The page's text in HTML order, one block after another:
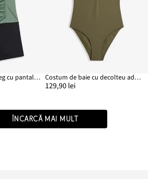
Costum de baie întreg cu pantalon scurt Costum de baie cu decolteu adânc în V
129,90 lei
ÎNCARCĂ MAI MULT